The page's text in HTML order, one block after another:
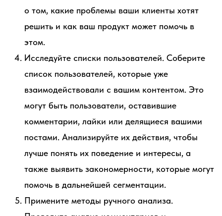
о том, какие проблемы ваши клиенты хотят
решить и как ваш продукт может помочь в
этом.
Исследуйте списки пользователей. Соберите
список пользователей, которые уже
взаимодействовали с вашим контентом. Это
могут быть пользователи, оставившие
комментарии, лайки или делящиеся вашими
постами. Анализируйте их действия, чтобы
лучше понять их поведение и интересы, а
также выявить закономерности, которые могут
помочь в дальнейшей сегментации.
Примените методы ручного анализа.